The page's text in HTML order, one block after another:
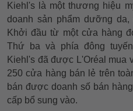
Kiehl's là một thương hiệu
doanh sản phẩm dưỡng
Khởi đầu từ một cửa hàng
Thứ ba và phía đông
Kiehl's đã được L'Oréal mua
250 cửa hàng bán lẻ trên
bán được doanh số bán
cấp bổ sung vào.